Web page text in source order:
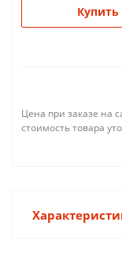
Цена при заказе на
стоимость товара